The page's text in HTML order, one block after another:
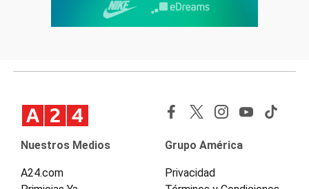
Nuestros Medios
A24.com
Grupo América
Privacidad